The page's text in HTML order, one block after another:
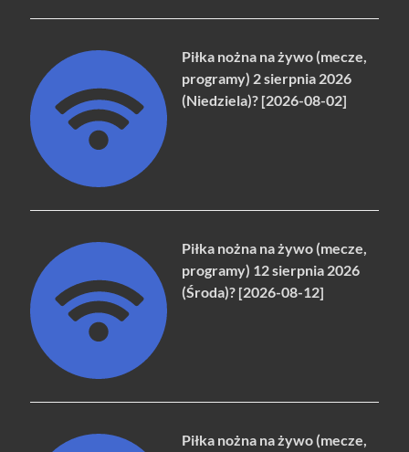
Piłka nożna na żywo (mecze,
programy) 2 sierpnia 2026
(Niedziela)? [2026-08-02]
Piłka nożna na żywo (mecze,
programy) 12 sierpnia 2026
(Środa)? [2026-08-12]
Piłka nożna na żywo (mecze,